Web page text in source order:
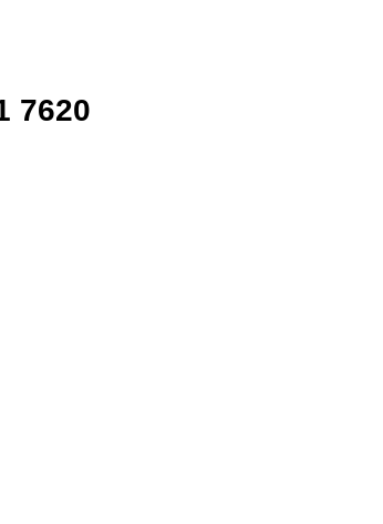
7620